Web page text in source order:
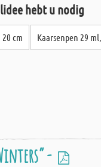
hebt u nodig
cm Kaarsenpen 29
-